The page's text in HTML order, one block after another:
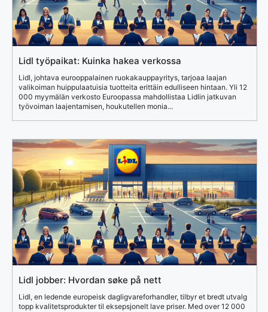
Lidl työpaikat: Kuinka hakea verkossa
Lidl, johtava eurooppalainen ruokakauppayritys, tarjoaa laajan
valikoiman huippulaatuisia tuotteita erittäin edulliseen hintaan. Yli 12
000 myymälän verkosto Euroopassa mahdollistaa Lidlin jatkuvan
työvoiman laajentamisen, houkutellen monia...
Lidl jobber: Hvordan søke på nett
Lidl, en ledende europeisk dagligvareforhandler, tilbyr et bredt utvalg
topp kvalitetsprodukter til eksepsjonelt lave priser. Med over 12 000